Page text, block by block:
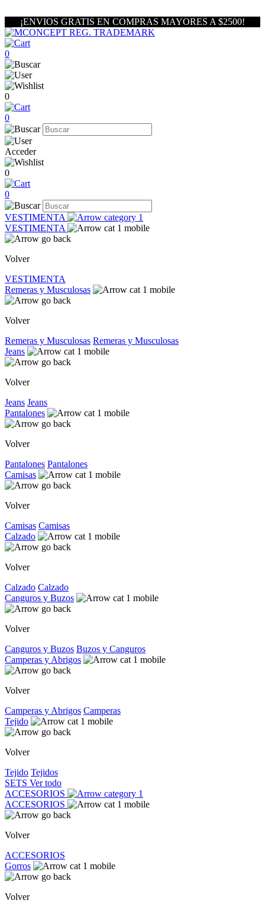
¡ENVIOS GRATIS EN COMPRAS MAYORES A $2500!
0
0
0
Acceder
0
0
VESTIMENTA
VESTIMENTA
Volver
VESTIMENTA
Remeras y Musculosas
Volver
Remeras y Musculosas Remeras y Musculosas
Jeans
Volver
Jeans Jeans
Pantalones
Volver
Pantalones Pantalones
Camisas
Volver
Camisas Camisas
Calzado
Volver
Calzado Calzado
Canguros y Buzos
Volver
Canguros y Buzos Buzos y Canguros
Camperas y Abrigos
Volver
Camperas y Abrigos Camperas
Tejido
Volver
Tejido Tejidos
SETS Ver todo
ACCESORIOS
ACCESORIOS
Volver
ACCESORIOS
Gorros
Volver